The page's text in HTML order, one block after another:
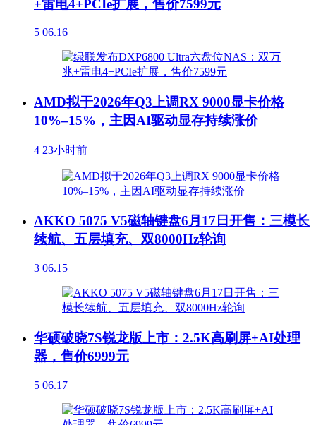
+雷电4+PCIe扩展，售价7599元
5 06.16
AMD拟于2026年Q3上调RX 9000显卡价格
10%–15%，主因AI驱动显存持续涨价
4 23小时前
AKKO 5075 V5磁轴键盘6月17日开售：三模长
续航、五层填充、双8000Hz轮询
3 06.15
华硕破晓7S锐龙版上市：2.5K高刷屏+AI处理
器，售价6999元
5 06.17